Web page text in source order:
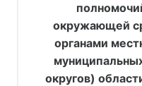
окружающей
органами
округов)